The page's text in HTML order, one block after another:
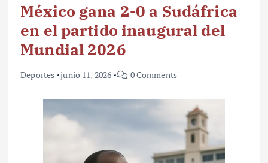
México gana 2-0 a Sudáfrica
en el partido inaugural del
Mundial 2026
Deportes junio 11, 2026 0 Comments